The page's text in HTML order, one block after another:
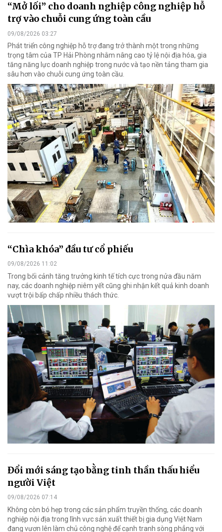
“Mở lối” cho doanh nghiệp công nghiệp hỗ
trợ vào chuỗi cung ứng toàn cầu
09/08/2026 03:27
Phát triển công nghiệp hỗ trợ đang trở thành một trong những
trọng tâm của TP Hải Phòng nhằm nâng cao tỷ lệ nội địa hóa, gia
tăng năng lực doanh nghiệp trong nước và tạo nền tảng tham gia
sâu hơn vào chuỗi cung ứng toàn cầu.
“Chìa khóa” đầu tư cổ phiếu
09/08/2026 11:02
Trong bối cảnh tăng trưởng kinh tế tích cực trong nửa đầu năm
nay, các doanh nghiệp niêm yết cũng ghi nhận kết quả kinh doanh
vượt trội bấp chấp nhiều thách thức.
Đổi mới sáng tạo bằng tinh thần thấu hiểu
người Việt
09/08/2026 07:14
Không còn bó hẹp trong các sản phẩm truyền thống, các doanh
nghiệp nội địa trong lĩnh vực sản xuất thiết bị gia dụng Việt Nam
đang vươn lên làm chủ công nghệ để cạnh tranh sòng phẳng với